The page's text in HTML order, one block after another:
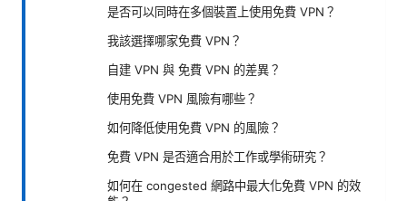
是否可以同時在多個裝置上使用免費 VPN？
我該選擇哪家免費 VPN？
自建 VPN 與 免費 VPN 的差異？
使用免費 VPN 風險有哪些？
如何降低使用免費 VPN 的風險？
免費 VPN 是否適合用於工作或學術研究？
如何在 congested 網路中最大化免費 VPN 的效